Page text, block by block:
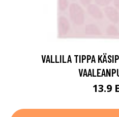
VALLILA TIPPA
13.9